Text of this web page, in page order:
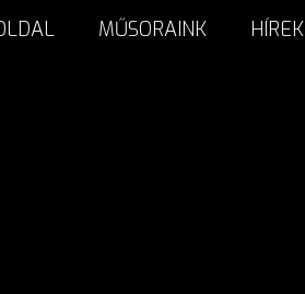
MŰSORAINK HÍREK